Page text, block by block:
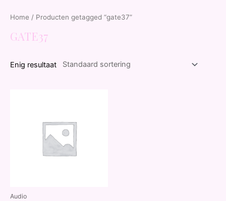
Home / Producten getagged “gate37”
GATE37
Enig resultaat
Audio